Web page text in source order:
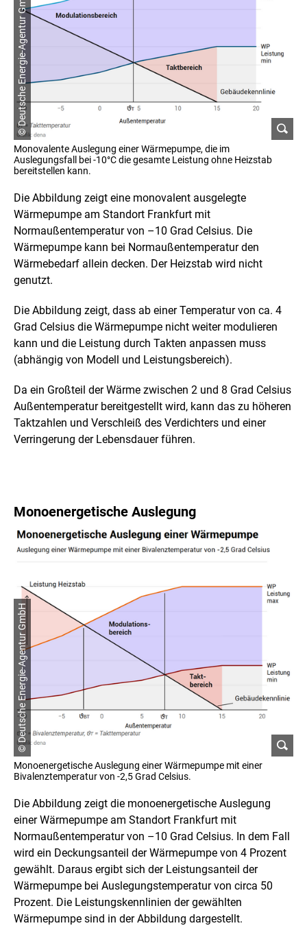
© Deutsche Energie-Agentur GmbH
Monovalente Auslegung einer Wärmepumpe, die im
Auslegungsfall bei -10°C die gesamte Leistung ohne Heizstab
bereitstellen kann.
Die Abbildung zeigt eine monovalent ausgelegte
Wärmepumpe am Standort Frankfurt mit
Normaußentemperatur von –10 Grad Celsius. Die
Wärmepumpe kann bei Normaußentemperatur den
Wärmebedarf allein decken. Der Heizstab wird nicht
genutzt.
Die Abbildung zeigt, dass ab einer Temperatur von ca. 4
Grad Celsius die Wärmepumpe nicht weiter modulieren
kann und die Leistung durch Takten anpassen muss
(abhängig von Modell und Leistungsbereich).
Da ein Großteil der Wärme zwischen 2 und 8 Grad Celsius
Außentemperatur bereitgestellt wird, kann das zu höheren
Taktzahlen und Verschleiß des Verdichters und einer
Verringerung der Lebensdauer führen.
Monoenergetische Auslegung
© Deutsche Energie-Agentur GmbH
Monoenergetische Auslegung einer Wärmepumpe mit einer
Bivalenztemperatur von -2,5 Grad Celsius.
Die Abbildung zeigt die monoenergetische Auslegung
einer Wärmepumpe am Standort Frankfurt mit
Normaußentemperatur von –10 Grad Celsius. In dem Fall
wird ein Deckungsanteil der Wärmepumpe von 4 Prozent
gewählt. Daraus ergibt sich der Leistungsanteil der
Wärmepumpe bei Auslegungstemperatur von circa 50
Prozent. Die Leistungskennlinien der gewählten
Wärmepumpe sind in der Abbildung dargestellt.